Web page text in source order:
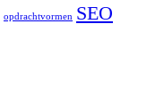
opdrachtvormen SEO